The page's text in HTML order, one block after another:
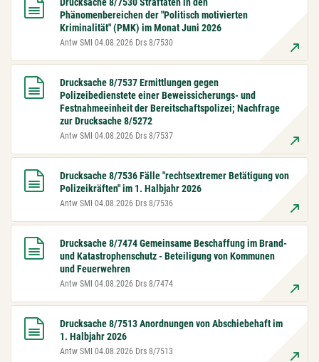
Phänomenbereichen der "Politisch motivierten
Kriminalität" (PMK) im Monat Juni 2026
Antw SMI 04.08.2026 Drs 8/7530
Drucksache 8/7537 Ermittlungen gegen
Polizeibedienstete einer Beweissicherungs- und
Festnahmeeinheit der Bereitschaftspolizei; Nachfrage
zur Drucksache 8/5272
Antw SMI 04.08.2026 Drs 8/7537
Drucksache 8/7536 Fälle "rechtsextremer Betätigung von
Polizeikräften" im 1. Halbjahr 2026
Antw SMI 04.08.2026 Drs 8/7536
Drucksache 8/7474 Gemeinsame Beschaffung im Brand-
und Katastrophenschutz - Beteiligung von Kommunen
und Feuerwehren
Antw SMI 04.08.2026 Drs 8/7474
Drucksache 8/7513 Anordnungen von Abschiebehaft im
1. Halbjahr 2026
Antw SMI 04.08.2026 Drs 8/7513